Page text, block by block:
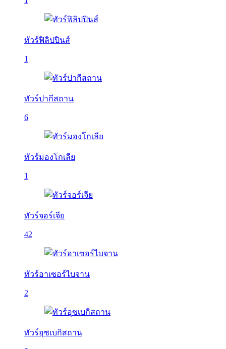
ทัวร์ฟิลิปปินส์
1
ทัวร์ปากีสถาน
6
ทัวร์มองโกเลีย
1
ทัวร์จอร์เจีย
42
ทัวร์อาเซอร์ไบจาน
2
ทัวร์อุซเบกิสถาน